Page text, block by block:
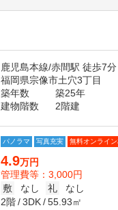
鹿児島本線/赤間駅 徒歩7分
福岡県宗像市土穴3丁目
築年数
築25年
建物階数
2階建
パノラマ 写真充実 無料オンライ
4.9万円
管理費等：3,000円
敷
なし 礼
なし
2階
3DK 55.93㎡